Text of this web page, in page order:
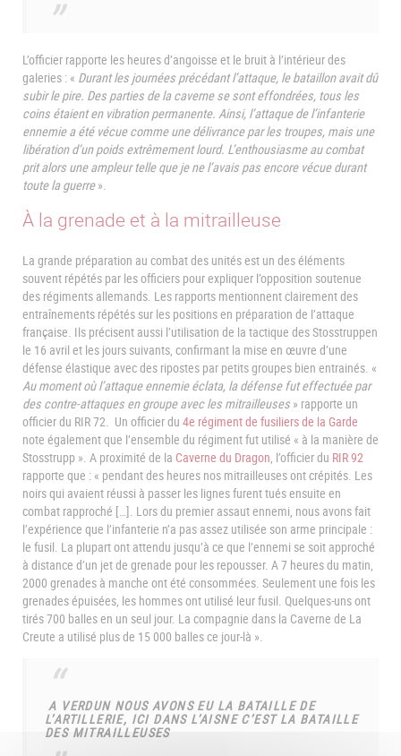
L’officier rapporte les heures d’angoisse et le bruit à l’intérieur des
galeries : « Durant les journées précédant l’attaque, le bataillon avait dû
subir le pire. Des parties de la caverne se sont effondrées, tous les
coins étaient en vibration permanente. Ainsi, l’attaque de l’infanterie
ennemie a été vécue comme une délivrance par les troupes, mais une
libération d’un poids extrêmement lourd. L’enthousiasme au combat
prit alors une ampleur telle que je ne l’avais pas encore vécue durant
toute la guerre».
À la grenade et à la mitrailleuse
La grande préparation au combat des unités est un des éléments
souvent répétés par les officiers pour expliquer l’opposition soutenue
des régiments allemands. Les rapports mentionnent clairement des
entraînements répétés sur les positions en préparation de l’attaque
française. Ils précisent aussi l’utilisation de la tactique des Stosstruppen
le 16 avril et les jours suivants, confirmant la mise en œuvre d’une
défense élastique avec des ripostes par petits groupes bien entrainés. «
Au moment où l’attaque ennemie éclata, la défense fut effectuée par
des contre-attaques en groupe avec les mitrailleuses » rapporte un
officier du RIR 72. Un officier du 4e régiment de fusiliers de la Garde
note également que l’ensemble du régiment fut utilisé « à la manière de
Stosstrupp ». A proximité de la Caverne du Dragon, l’officier du RIR 92
rapporte que : « pendant des heures nos mitrailleuses ont crépités. Les
noirs qui avaient réussi à passer les lignes furent tués ensuite en
combat rapproché […]. Lors du premier assaut ennemi, nous avons fait
l’expérience que l’infanterie n’a pas assez utilisée son arme principale :
le fusil. La plupart ont attendu jusqu’à ce que l’ennemi se soit approché
à distance d’un jet de grenade pour les repousser. A 7 heures du matin,
2000 grenades à manche ont été consommées. Seulement une fois les
grenades épuisées, les hommes ont utilisé leur fusil. Quelques-uns ont
tirés 700 balles en un seul jour. La compagnie dans la Caverne de La
Creute a utilisé plus de 15 000 balles ce jour-là ».
A VERDUN NOUS AVONS EU LA BATAILLE DE
L’ARTILLERIE, ICI DANS L’AISNE C’EST LA BATAILLE
DES MITRAILLEUSES